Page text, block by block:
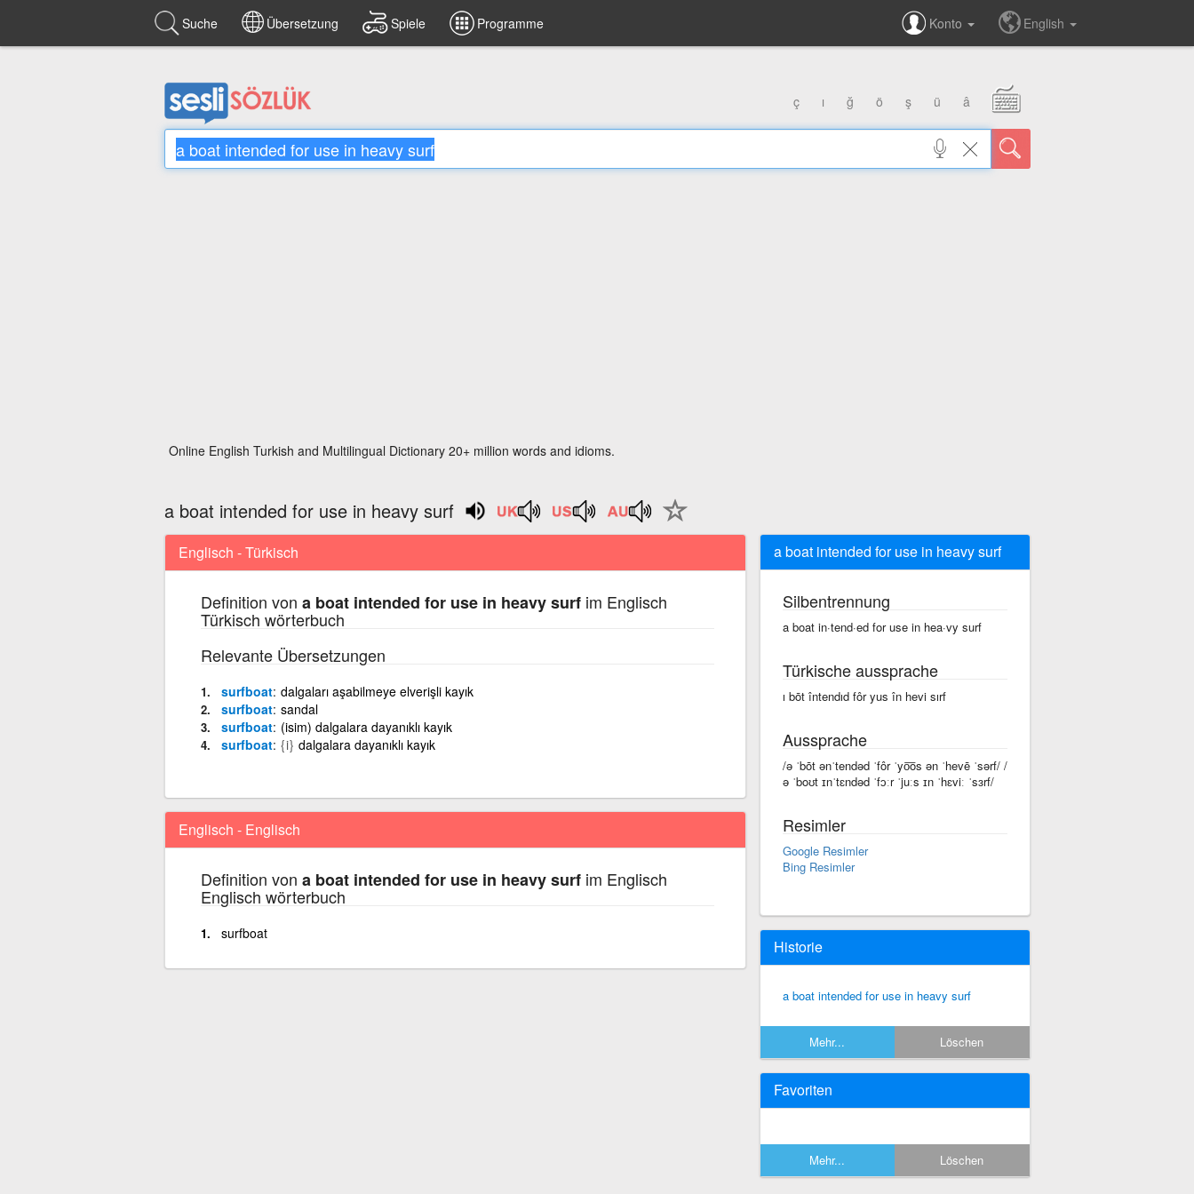
Suche Übersetzung Spiele Programme Konto English
ç ı ğ ö ş ü â
Online English Turkish and Multilingual Dictionary 20+ million words and idioms.
a boat intended for use in heavy surf
Englisch - Türkisch
Definition von a boat intended for use in heavy surfim Englisch
Türkisch wörterbuch
Relevante Übersetzungen
surfboat dalgaları aşabilmeye elverişli kayık
surfboat sandal
surfboat (isim) dalgalara dayanıklı kayık
surfboat {i} dalgalara dayanıklı kayık
Englisch - Englisch
Definition von a boat intended for use in heavy surfim Englisch
Englisch wörterbuch
surfboat
a boat intended for use in heavy surf
Silbentrennung
a boat in·tend·ed for use in hea·vy surf
Türkische aussprache
ı bōt întendıd fôr yus în hevi sırf
Aussprache
/ə ˈbōt ənˈtendəd ˈfôr ˈyo͞os ən ˈhevē ˈsərf/ /
ə ˈboʊt ɪnˈtɛndəd ˈfɔːr ˈjuːs ɪn ˈhɛviː ˈsɜrf/
Resimler
Google Resimler
Bing Resimler
Historie
a boat intended for use in heavy surf
Mehr... Löschen
Favoriten
Mehr... Löschen